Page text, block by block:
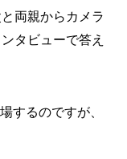
両親からカメラ
タビューで答え
するのですが、